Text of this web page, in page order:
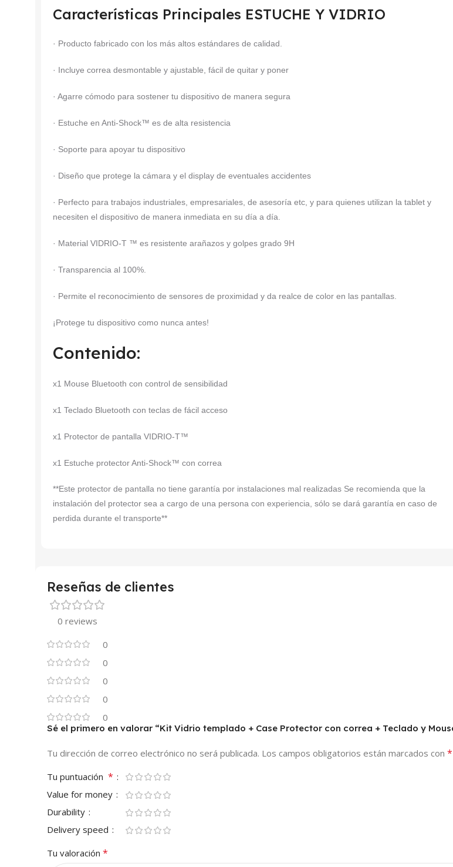
Características Principales ESTUCHE Y VIDRIO
· Producto fabricado con los más altos estándares de calidad.
· Incluye correa desmontable y ajustable, fácil de quitar y poner
· Agarre cómodo para sostener tu dispositivo de manera segura
· Estuche en Anti-Shock™ es de alta resistencia
· Soporte para apoyar tu dispositivo
· Diseño que protege la cámara y el display de eventuales accidentes
· Perfecto para trabajos industriales, empresariales, de asesoría etc, y para quienes utilizan la tablet y
necesiten el dispositivo de manera inmediata en su día a día.
· Material VIDRIO-T ™ es resistente arañazos y golpes grado 9H
· Transparencia al 100%.
· Permite el reconocimiento de sensores de proximidad y da realce de color en las pantallas.
¡Protege tu dispositivo como nunca antes!
Contenido:
x1 Mouse Bluetooth con control de sensibilidad
x1 Teclado Bluetooth con teclas de fácil acceso
x1 Protector de pantalla VIDRIO-T™
x1 Estuche protector Anti-Shock™ con correa
**Este protector de pantalla no tiene garantía por instalaciones mal realizadas Se recomienda que la
instalación del protector sea a cargo de una persona con experiencia, sólo se dará garantía en caso de
perdida durante el transporte**
Reseñas de clientes
0 reviews
0
0
0
0
0
Sé el primero en valorar “Kit Vidrio templado + Case Protector con correa + Teclado y
Tu dirección de correo electrónico no será publicada. Los campos obligatorios están marcados con *
Tu puntuación *
Value for money
Durability
Delivery speed
Tu valoración *